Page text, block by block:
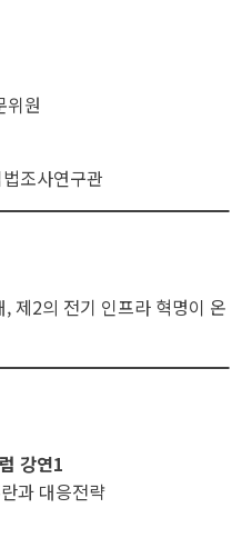
위원
조사연구관
, 제2의 전기 인프라 혁명이 온
강연1
과 대응전략